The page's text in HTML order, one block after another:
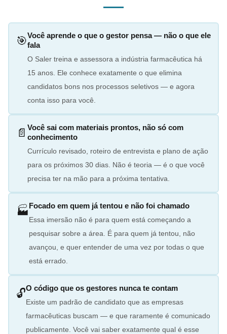
🎯Você aprende o que o gestor pensa — não o que ele
fala
O Saler treina e assessora a indústria farmacêutica há
15 anos. Ele conhece exatamente o que elimina
candidatos bons nos processos seletivos — e agora
conta isso para você.
📄 Você sai com materiais prontos, não só com
conhecimento
Currículo revisado, roteiro de entrevista e plano de ação
para os próximos 30 dias. Não é teoria — é o que você
precisa ter na mão para a próxima tentativa.
🏭Focado em quem já tentou e não foi chamado
Essa imersão não é para quem está começando a
pesquisar sobre a área. É para quem já tentou, não
avançou, e quer entender de uma vez por todas o que
está errado.
🔓O código que os gestores nunca te contam
Existe um padrão de candidato que as empresas
farmacêuticas buscam — e que raramente é comunicado
publicamente. Você vai saber exatamente qual é esse